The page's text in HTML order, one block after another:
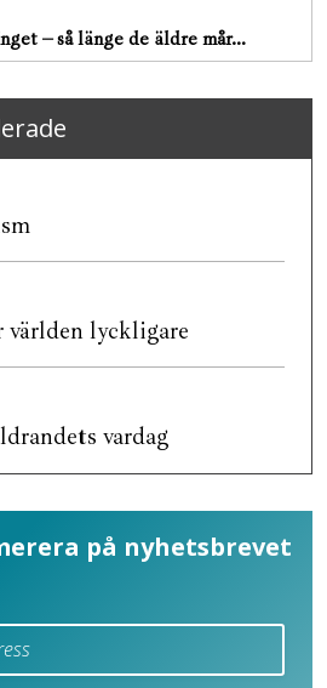
– så länge de äldre mår…
lyckligare
vardag
på nyhetsbrevet